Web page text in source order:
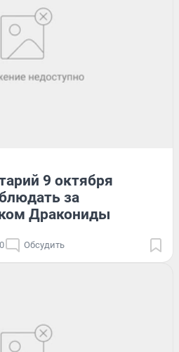
9 октября
за
Дракониды
Обсудить